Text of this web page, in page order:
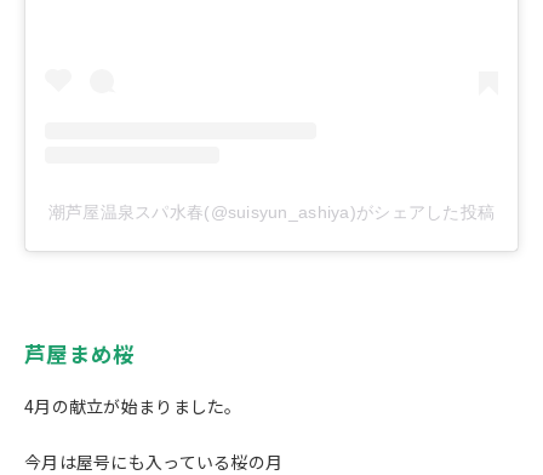
潮芦屋温泉スパ水春(@suisyun_ashiya)がシェアした投稿
芦屋まめ桜
4月の献立が始まりました。
今月は屋号にも入っている桜の月